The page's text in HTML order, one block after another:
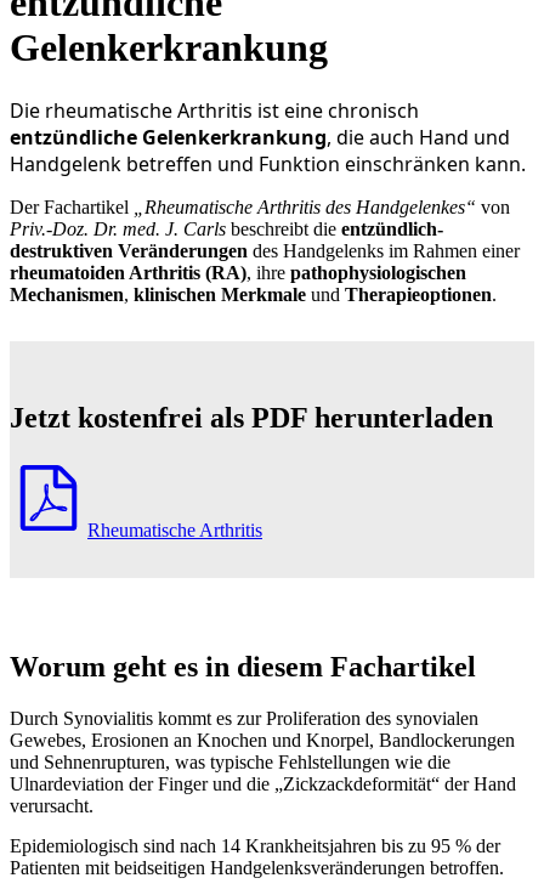
Gelenkerkrankung
Die rheumatische Arthritis ist eine chronisch
entzündliche Gelenkerkrankung, die auch Hand und
Handgelenk betreffen und Funktion einschränken kann.
Der Fachartikel „Rheumatische Arthritis des Handgelenkes“ von
Priv.-Doz. Dr. med. J. Carls beschreibt die entzündlich-
destruktiven Veränderungen des Handgelenks im Rahmen einer
rheumatoiden Arthritis (RA), ihre pathophysiologischen
Mechanismen, klinischen Merkmale und Therapieoptionen.
Jetzt kostenfrei als PDF herunterladen
Rheumatische Arthritis
Worum geht es in diesem Fachartikel
Durch Synovialitis kommt es zur Proliferation des synovialen
Gewebes, Erosionen an Knochen und Knorpel, Bandlockerungen
und Sehnenrupturen, was typische Fehlstellungen wie die
Ulnardeviation der Finger und die „Zickzackdeformität“ der Hand
verursacht.
Epidemiologisch sind nach 14 Krankheitsjahren bis zu 95 % der
Patienten mit beidseitigen Handgelenksveränderungen betroffen.